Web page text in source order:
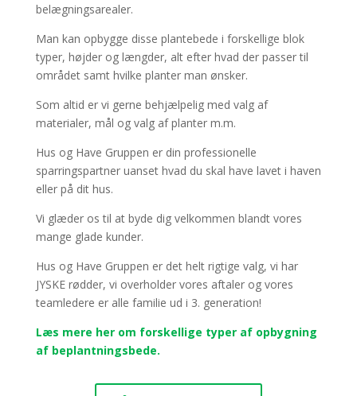
belægningsarealer.
Man kan opbygge disse plantebede i forskellige blok
typer, højder og længder, alt efter hvad der passer til
området samt hvilke planter man ønsker.
Som altid er vi gerne behjælpelig med valg af
materialer, mål og valg af planter m.m.
Hus og Have Gruppen er din professionelle
sparringspartner uanset hvad du skal have lavet i haven
eller på dit hus.
Vi glæder os til at byde dig velkommen blandt vores
mange glade kunder.
Hus og Have Gruppen er det helt rigtige valg, vi har
JYSKE rødder, vi overholder vores aftaler og vores
teamledere er alle familie ud i 3. generation!
Læs mere her om forskellige typer af opbygning
af beplantningsbede.